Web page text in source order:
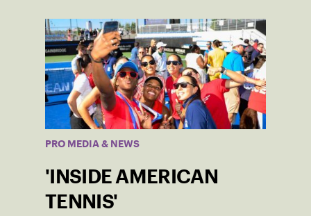
PRO MEDIA & NEWS
'INSIDE AMERICAN
TENNIS'